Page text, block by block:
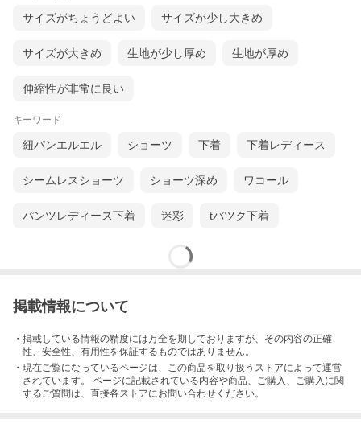
サイズがちょうどよい サイズが少し大きめ
サイズが大きめ 生地が少し厚め 生地が厚め
伸縮性が非常に良い
キーワード
紐パンエルエル ショーツ 下着 下着レディース
シームレスショーツ ショーツ深め ワコール
パンツレディース下着 迷彩 tバツク下着
掲載情報について
・掲載している情報の精度には万全を期しておりますが、その内容の正確
性、安全性、有用性を保証するものではありません。
・現在ご覧になっているページは、この商品を取り扱うストアによって運営
されています。 ページに記載されている内容や商品、ご購入 、ご購入に関
するご質問は、直接各ストアにお問い合わせください。